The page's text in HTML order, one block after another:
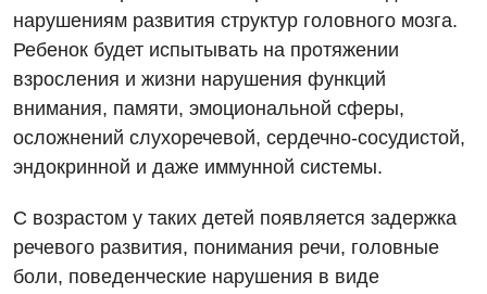
Гинекологическое отделение
Дерматовенерология
Диетология
Дневной стационар
Кардиохирургия
Маммология
нарушениям развития структур головного мозга.
Ребенок будет испытывать на протяжении
взросления и жизни нарушения функций
внимания, памяти, эмоциональной сферы,
осложнений слухоречевой, сердечно-сосудистой,
эндокринной и даже иммунной системы.
С возрастом у таких детей появляется задержка
речевого развития, понимания речи, головные
боли, поведенческие нарушения в виде